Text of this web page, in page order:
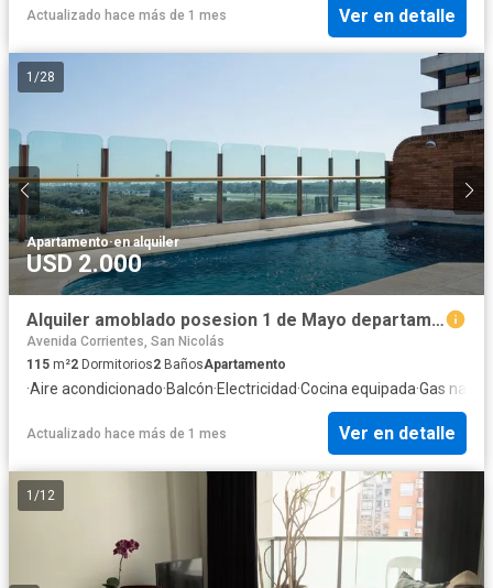
Actualizado hace más de 1 mes Ver en detalle
1 /28
Apartamento·en alquiler
USD 2.000
Alquiler amoblado posesion 1 de Mayo departamento Terraza - AMENITIES Vig24hs Pileta Gimnasio tempor
Avenida Corrientes, San Nicolás
115 m²2 Dormitorios2 BañosApartamento
·Aire acondicionado·Balcón·Electricidad·Cocina equipada·Gas
Actualizado hace más de 1 mes Ver en detalle
1 /12